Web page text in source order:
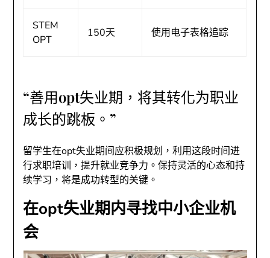
STEM
OPT
150天 使用电子表格追踪
“善用opt失业期，将其转化为职业
成长的跳板。”
留学生在opt失业期间应积极规划，利用这段时间进
行求职培训，提升就业竞争力。保持灵活的心态和持
续学习，将是成功转型的关键。
在opt失业期内寻找中小企业机
会